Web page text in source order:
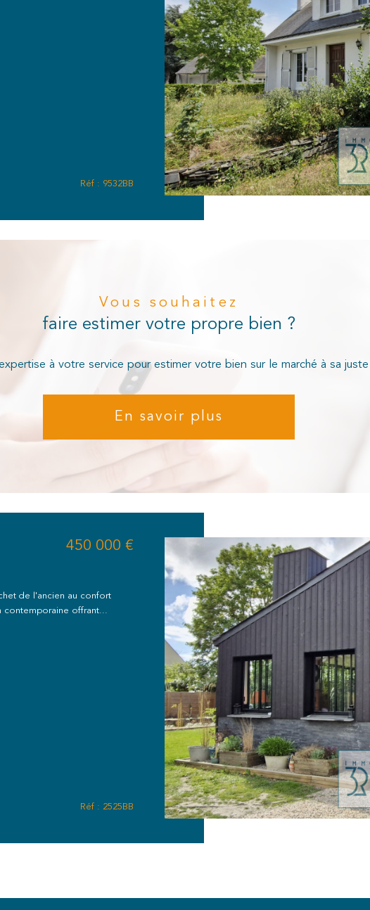
Réf : 9532BB
Vous souhaitez
faire estimer votre propre bien ?
à votre service pour estimer votre bien sur le marché à sa juste
En savoir plus
450 000 €
de l'ancien au confort
contemporaine offrant...
Réf : 2525BB